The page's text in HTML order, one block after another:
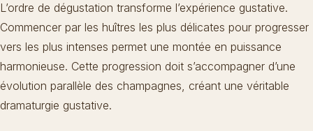
L’ordre de dégustation transforme l’expérience gustative.
Commencer par les huîtres les plus délicates pour progresser
vers les plus intenses permet une montée en puissance
harmonieuse. Cette progression doit s’accompagner d’une
évolution parallèle des champagnes, créant une véritable
dramaturgie gustative.